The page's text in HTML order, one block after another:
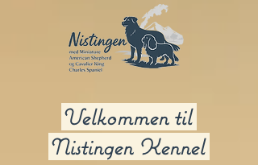
Velkommen til
Nistingen Kennel